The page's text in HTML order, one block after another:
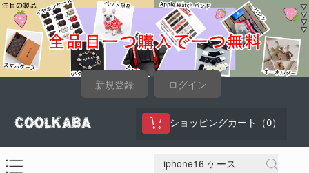
新規登録 ログイン
ショッピングカート（ 0）